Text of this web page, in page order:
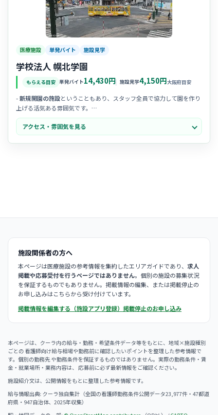
医療施設 単発バイト 施設見学
学校法人 幌北学園
もらえる目安 単発バイト14,430円 施設見学4,150円大阪府目安
-新規開園の施設ということもあり、スタッフ全員で協力して園を作り
上げる活気ある雰囲気です。
- 子どもたちの主体性を大切にするのびのびとした教育方針で、笑顔の
絶えない明るい職場です。
- 研修制度がしっかりしており、保育園未経験の方でも手厚いサポート
アクセス・雰囲気を見る
施設関係者の方へ
本ページは医療施設の参考情報を集約したエリアガイドであり、 求人
掲載や応募受付を行うページではありません。個別の施設の募集状況
を保証するものでもありません。掲載情報の編集、または掲載停止の
お申し込みはこちらから受け付けています。
掲載情報を編集する（施設アプリ登録） 掲載停止のお申し込み
本ページは、クーラ内の給与・勤務・希望条件データ等をもとに、地域×施設種別
ごとの 看護師向け給与相場や勤務前に確認したいポイントを整理した参考情報で
す。個別の勤務先 や勤務条件を保証するものではありません。実際の勤務条件・賃
金・就業場所・業務内容は、 応募前に必ず最新情報をご確認ください。
施設紹介文は、公開情報をもとに整理した参考情報です。
給与情報出典: クーラ独自集計（全国の看護師勤務条件公開データ23,977件・47都道
府県・947自治体、2025年収集）